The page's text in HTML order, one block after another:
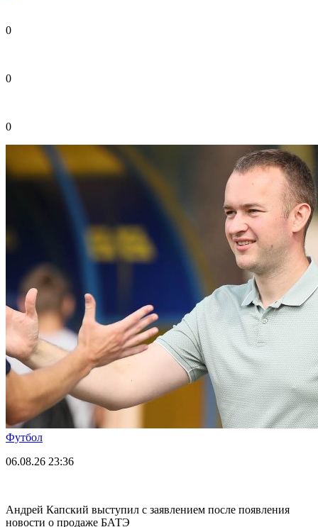
0
0
0
Футбол
06.08.26 23:36
Андрей Капский выступил с заявлением после появления
новости о продаже БАТЭ